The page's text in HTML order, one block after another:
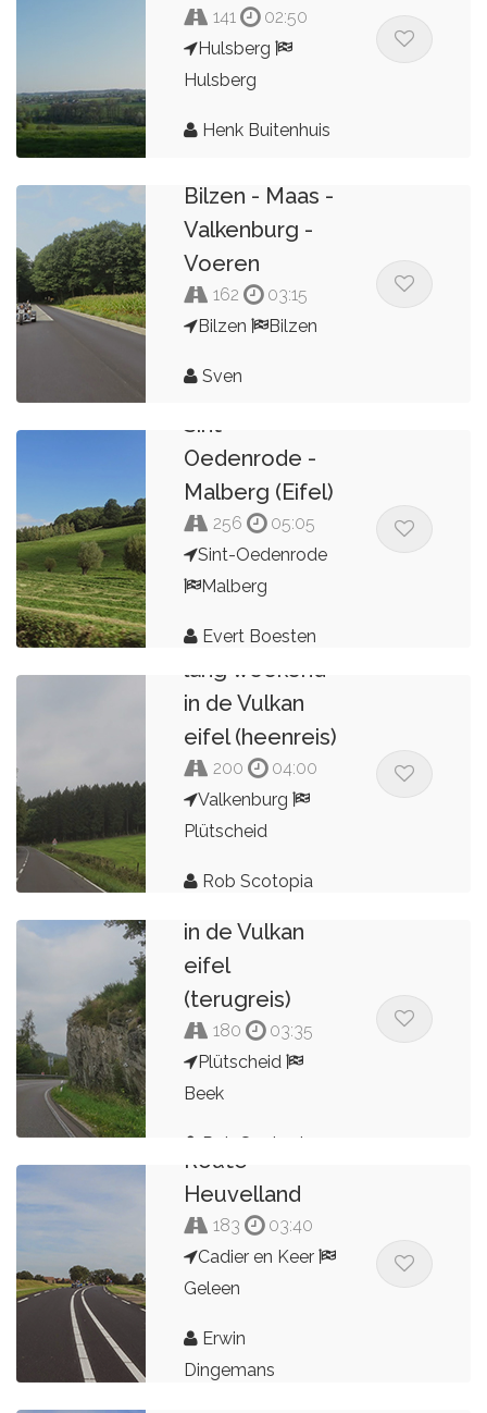
141
02:50
Hulsberg
Hulsberg
Henk Buitenhuis
Bilzen - Maas -
Valkenburg -
Voeren
162
03:15
Bilzen
Bilzen
Sven
Sint-
Oedenrode -
Malberg (Eifel)
256
05:05
Sint-Oedenrode
Malberg
Evert Boesten
lang weekend
in de Vulkan
eifel (heenreis)
200
04:00
Valkenburg
Plütscheid
Rob Scotopia
lang weekend
in de Vulkan
eifel
(terugreis)
180
03:35
Plütscheid
Beek
Rob Scotopia
Route
Heuvelland
183
03:40
Cadier en Keer
Geleen
Erwin
Dingemans